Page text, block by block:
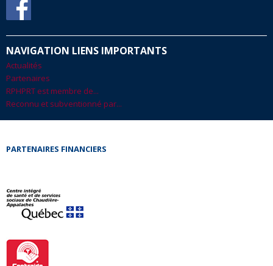
NAVIGATION LIENS IMPORTANTS
Actualités
Partenaires
RPHPRT est membre de...
Reconnu et subventionné par...
PARTENAIRES FINANCIERS